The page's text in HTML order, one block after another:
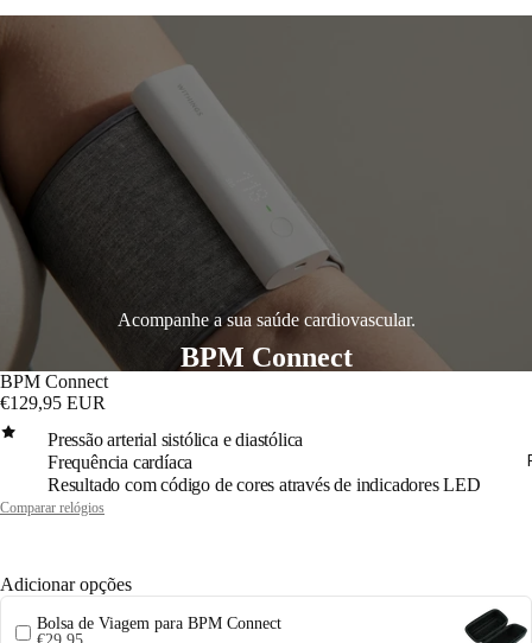
Acompanhe a sua saúde cardiovascular.
BPM Connect
BPM Connect
€129,95 EUR
Pressão arterial sistólica e diastólica
Frequência cardíaca
Resultado com código de cores através de indicadores LED
Comparar relógios
Adicionar opções
Bolsa de Viagem para BPM Connect